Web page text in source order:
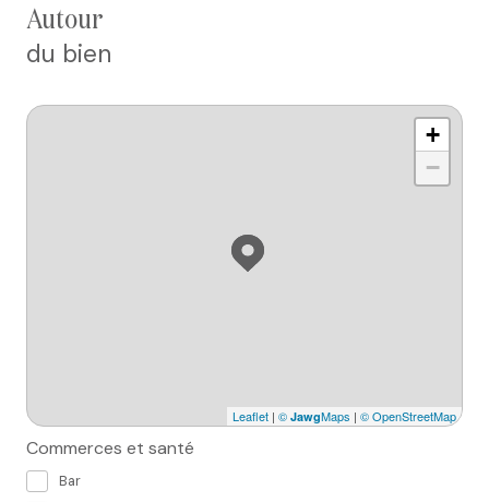
autour
du bien
+
−
Leaflet | © JawgMaps | © OpenStreetMap
Commerces et santé
Bar